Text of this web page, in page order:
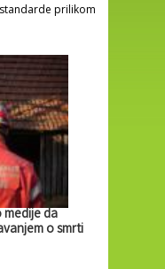
prilikom
medije da
o smrti